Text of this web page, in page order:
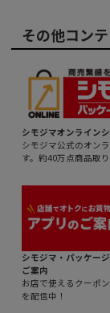
その他コン
シモジマオンライン
シモジマ公式のオン
す。約40万点商品取
シモジマ・パッケー
ご案内
お店で使えるクーポ
を配信中！